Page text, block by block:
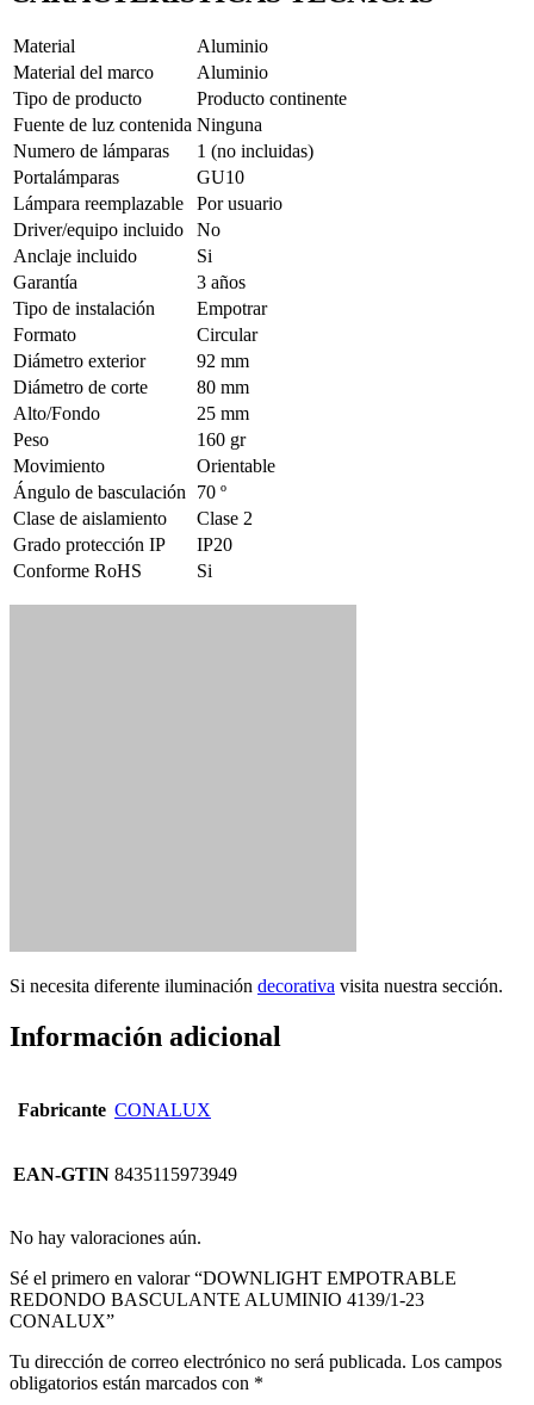
Material
Aluminio
Material del marco
Aluminio
Tipo de producto
Producto continente
Fuente de luz contenida Ninguna
Numero de lámparas
1 (no incluidas)
Portalámparas
GU10
Lámpara reemplazable
Por usuario
Driver/equipo incluido
No
Anclaje incluido
Si
Garantía
3 años
Tipo de instalación
Empotrar
Formato
Circular
Diámetro exterior
92 mm
Diámetro de corte
80 mm
Alto/Fondo
25 mm
Peso
160 gr
Movimiento
Orientable
Ángulo de basculación 70 º
Clase de aislamiento
Clase 2
Grado protección IP
IP20
Conforme RoHS
Si
Si necesita diferente iluminación decorativa visita nuestra sección.
Información adicional
Fabricante CONALUX
EAN-GTIN 8435115973949
No hay valoraciones aún.
Sé el primero en valorar “DOWNLIGHT EMPOTRABLE
REDONDO BASCULANTE ALUMINIO 4139/1-23
CONALUX”
Tu dirección de correo electrónico no será publicada. Los campos
obligatorios están marcados con *